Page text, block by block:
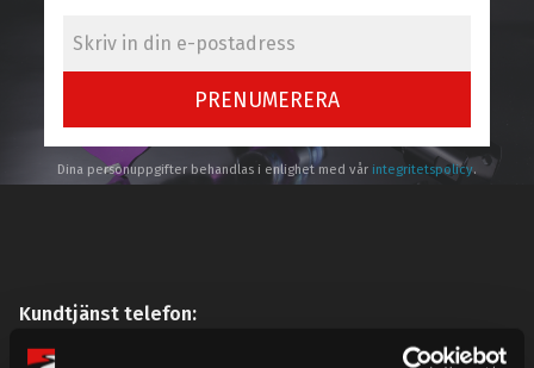
PRENUMERERA
Dina personuppgifter behandlas i enlighet med vår integritetspolicy.
Kundtjänst telefon:
Semestertider.